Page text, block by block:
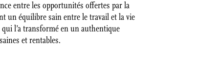
entre les opportunités offertes par la
un équilibre sain entre le travail et la vie
l’a transformé en un authentique
et rentables.